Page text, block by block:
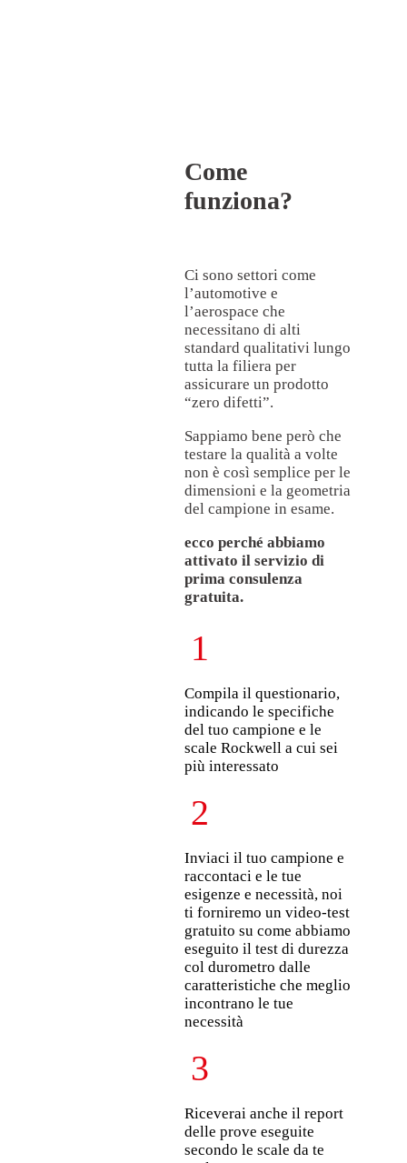
Come
funziona?
Ci sono settori come
l’automotive e
l’aerospace che
necessitano di alti
standard qualitativi lungo
tutta la filiera per
assicurare un prodotto
“zero difetti”.
Sappiamo bene però che
testare la qualità a volte
non è così semplice per le
dimensioni e la geometria
del campione in esame.
ecco perché abbiamo
attivato il servizio di
prima consulenza
gratuita.
1
Compila il questionario,
indicando le specifiche
del tuo campione e le
scale Rockwell a cui sei
più interessato
2
Inviaci il tuo campione e
raccontaci e le tue
esigenze e necessità, noi
ti forniremo un video-test
gratuito su come abbiamo
eseguito il test di durezza
col durometro dalle
caratteristiche che meglio
incontrano le tue
necessità
3
Riceverai anche il report
delle prove eseguite
secondo le scale da te